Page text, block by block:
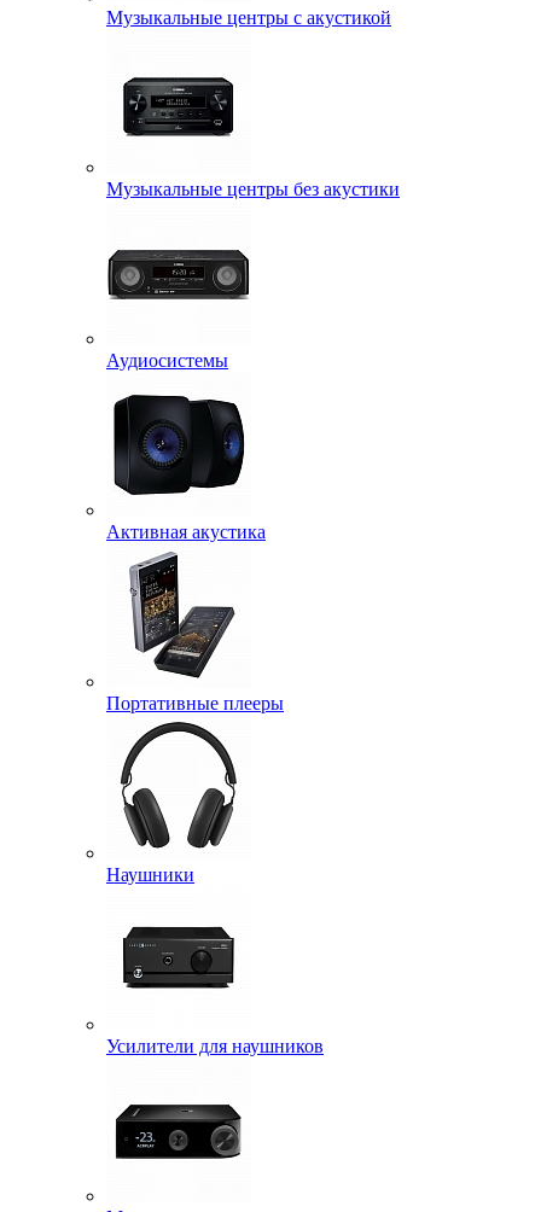
Музыкальные центры с акустикой
Музыкальные центры без акустики
Аудиосистемы
Активная акустика
Портативные плееры
Наушники
Усилители для наушников